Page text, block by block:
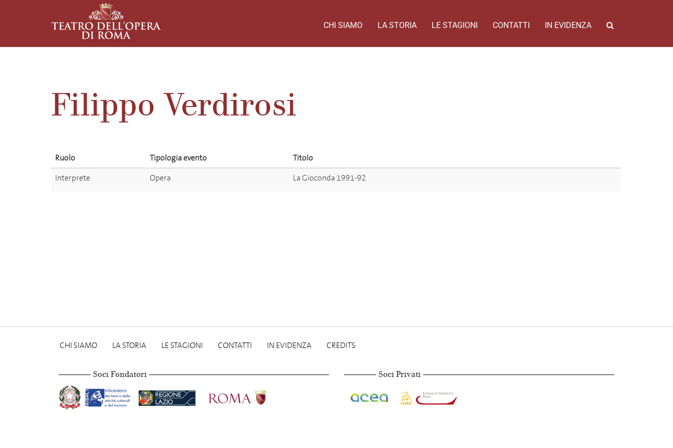
CHI SIAMO LA STORIA LE STAGIONI CONTATTI IN EVIDENZA
Filippo Verdirosi
Ruolo Tipologia evento
Titolo
Interprete
Opera La Gioconda 1991-92
CHI SIAMO LA STORIA LE STAGIONI CONTATTI IN EVIDENZA CREDITS
Soci Fondatori Soci Privati